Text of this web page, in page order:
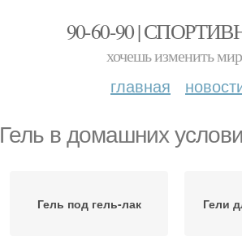
90-60-90 |
хочешь изменить
главная
Гель в домашних
Гель под гель-лак Гели